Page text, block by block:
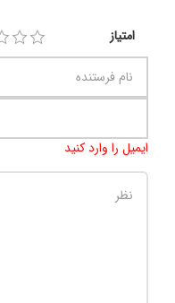
امتیاز
ایمیل را وارد کنید